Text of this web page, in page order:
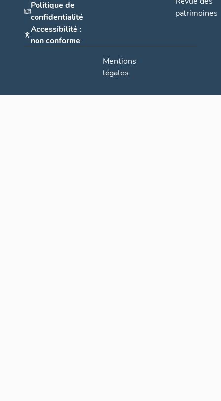
Politique de
confidentialité
Accessibilité :
non conforme
patrimoines
Mentions
légales